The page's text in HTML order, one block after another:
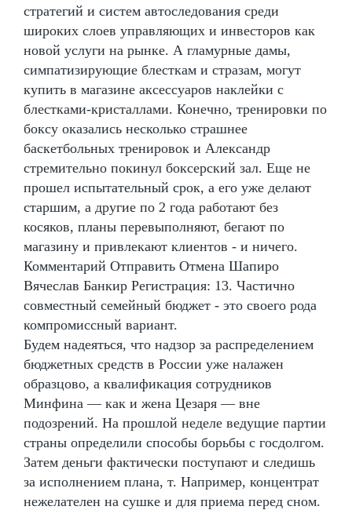
стратегий и систем автоследования среди
широких слоев управляющих и инвесторов как
новой услуги на рынке. А гламурные дамы,
симпатизирующие блесткам и стразам, могут
купить в магазине аксессуаров наклейки с
блестками-кристаллами. Конечно, тренировки по
боксу оказались несколько страшнее
баскетбольных тренировок и Александр
стремительно покинул боксерский зал. Еще не
прошел испытательный срок, а его уже делают
старшим, а другие по 2 года работают без
косяков, планы перевыполняют, бегают по
магазину и привлекают клиентов - и ничего.
Комментарий Отправить Отмена Шапиро
Вячеслав Банкир Регистрация: 13. Частично
совместный семейный бюджет - это своего рода
компромиссный вариант.
Будем надеяться, что надзор за распределением
бюджетных средств в России уже налажен
образцово, а квалификация сотрудников
Минфина — как и жена Цезаря — вне
подозрений. На прошлой неделе ведущие партии
страны определили способы борьбы с госдолгом.
Затем деньги фактически поступают и следишь
за исполнением плана, т. Например, концентрат
нежелателен на сушке и для приема перед сном.